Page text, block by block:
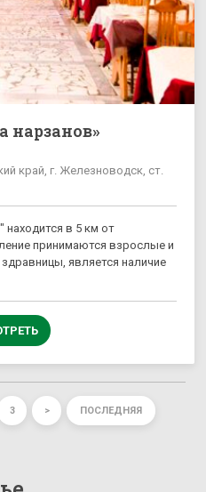
нарзанов»
край, г. Железноводск, ст.
находится в 5 км от
принимаются взрослые и
является наличие
3 > ПОСЛЕДНЯЯ